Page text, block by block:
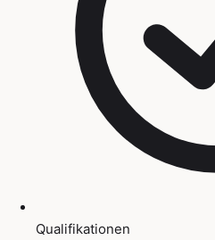
Qualifikationen